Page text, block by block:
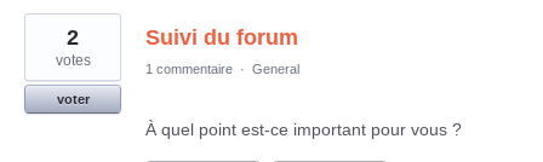
Suivi du forum
2
votes
voter
1 commentaire · General
À quel point est-ce important pour vous ?